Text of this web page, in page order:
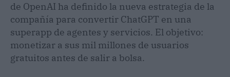
de OpenAI ha definido la nueva estrategia de la
compañía para convertir ChatGPT en una
superapp de agentes y servicios. El objetivo:
monetizar a sus mil millones de usuarios
gratuitos antes de salir a bolsa.